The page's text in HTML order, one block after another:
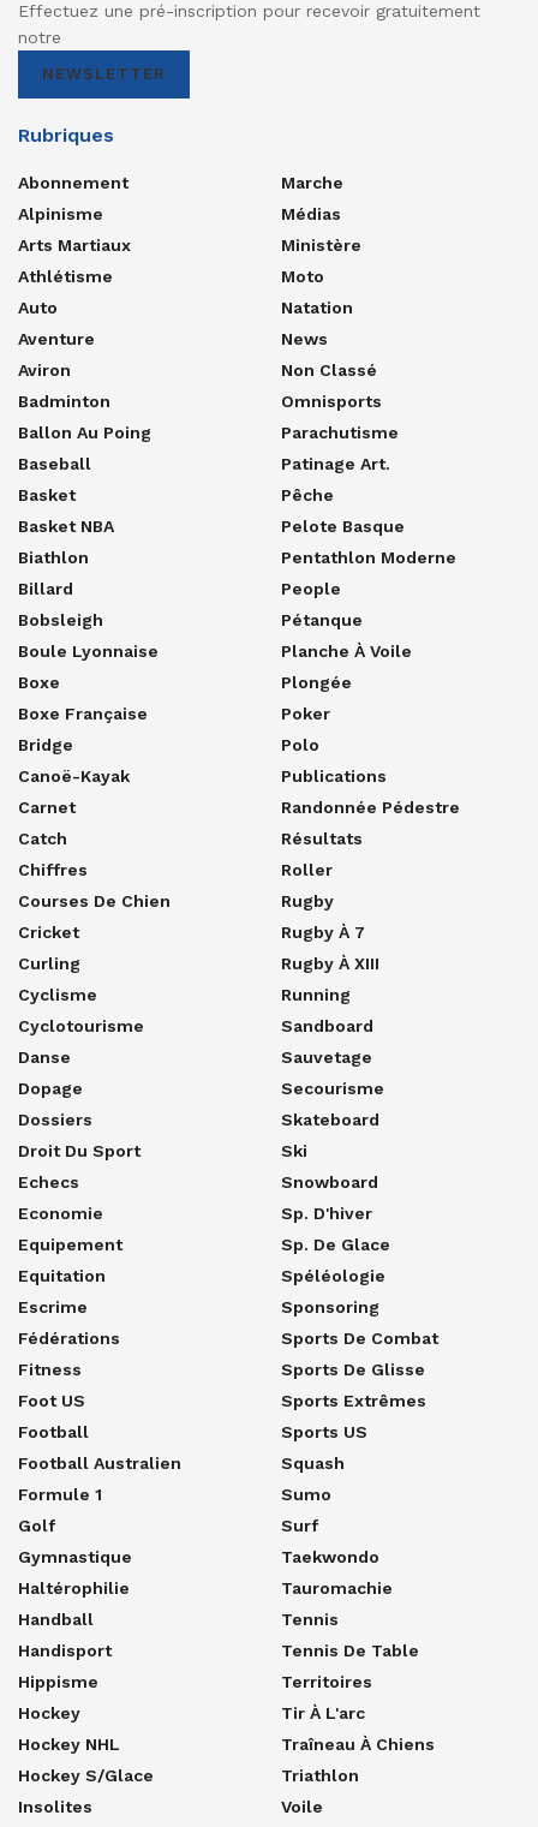
Effectuez une pré-inscription pour recevoir gratuitement
notre
NEWSLETTER
Rubriques
Abonnement
Alpinisme
Arts Martiaux
Athlétisme
Auto
Aventure
Aviron
Badminton
Ballon Au Poing
Baseball
Basket
Basket NBA
Biathlon
Billard
Bobsleigh
Boule Lyonnaise
Boxe
Boxe Française
Bridge
Canoë-Kayak
Carnet
Catch
Chiffres
Courses De Chien
Cricket
Curling
Cyclisme
Cyclotourisme
Danse
Dopage
Dossiers
Droit Du Sport
Echecs
Economie
Equipement
Equitation
Escrime
Fédérations
Fitness
Foot US
Football
Football Australien
Formule 1
Golf
Gymnastique
Haltérophilie
Handball
Handisport
Hippisme
Hockey
Hockey NHL
Hockey S/glace
Insolites
Marche
Médias
Ministère
Moto
Natation
News
Non Classé
Omnisports
Parachutisme
Patinage Art.
Pêche
Pelote Basque
Pentathlon Moderne
People
Pétanque
Planche À Voile
Plongée
Poker
Polo
Publications
Randonnée Pédestre
Résultats
Roller
Rugby
Rugby À 7
Rugby À XIII
Running
Sandboard
Sauvetage
Secourisme
Skateboard
Ski
Snowboard
Sp. D'hiver
Sp. De Glace
Spéléologie
Sponsoring
Sports De Combat
Sports De Glisse
Sports Extrêmes
Sports US
Squash
Sumo
Surf
Taekwondo
Tauromachie
Tennis
Tennis De Table
Territoires
Tir À L'arc
Traîneau À Chiens
Triathlon
Voile